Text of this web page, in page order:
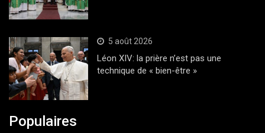
5 août 2026
Léon XIV: la prière n’est pas une
technique de « bien-être »
Populaires